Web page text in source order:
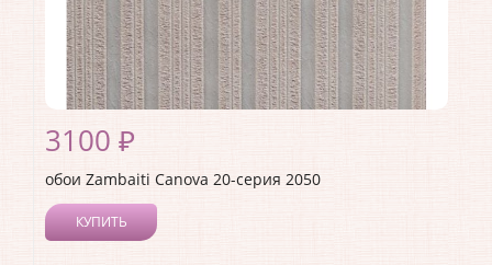
3100 ₽
обои Zambaiti Canova 20-серия 2050
КУПИТЬ